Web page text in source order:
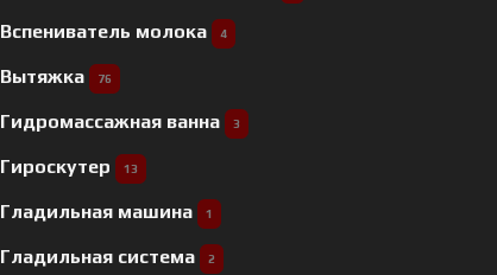
Вспениватель молока 4
Вытяжка 76
Гидромассажная ванна 3
Гироскутер 13
Гладильная машина 1
Гладильная система 2